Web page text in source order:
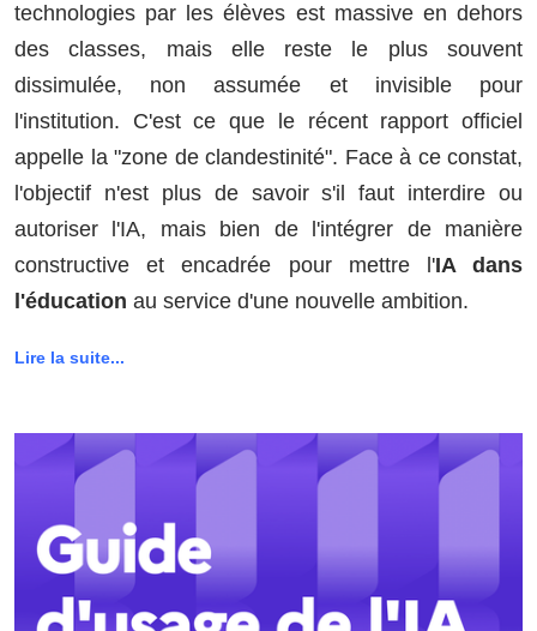
technologies par les élèves est massive en dehors
des classes, mais elle reste le plus souvent
dissimulée, non assumée et invisible pour
l'institution. C'est ce que le récent rapport officiel
appelle la "zone de clandestinité". Face à ce constat,
l'objectif n'est plus de savoir s'il faut interdire ou
autoriser l'IA, mais bien de l'intégrer de manière
constructive et encadrée pour mettre l'IA dans
l'éducation au service d'une nouvelle ambition.
Lire la suite...